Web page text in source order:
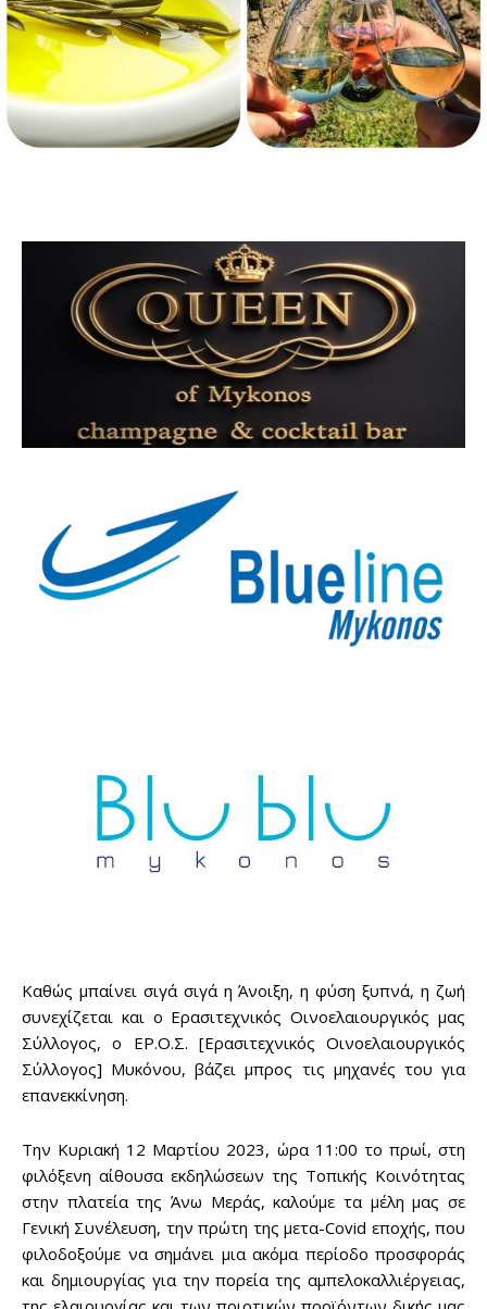
Καθώς μπαίνει σιγά σιγά η Άνοιξη, η φύση ξυπνά, η ζωή
συνεχίζεται και ο Ερασιτεχνικός Οινοελαιουργικός μας
Σύλλογος, ο ΕΡ.Ο.Σ. [Ερασιτεχνικός Οινοελαιουργικός
Σύλλογος] Μυκόνου, βάζει μπρος τις μηχανές του για
επανεκκίνηση.
Την Κυριακή 12 Μαρτίου 2023, ώρα 11:00 το πρωί, στη
φιλόξενη αίθουσα εκδηλώσεων της Τοπικής Κοινότητας
στην πλατεία της Άνω Μεράς, καλούμε τα μέλη μας σε
Γενική Συνέλευση, την πρώτη της μετα-Covid εποχής, που
φιλοδοξούμε να σημάνει μια ακόμα περίοδο προσφοράς
και δημιουργίας για την πορεία της αμπελοκαλλιέργειας,